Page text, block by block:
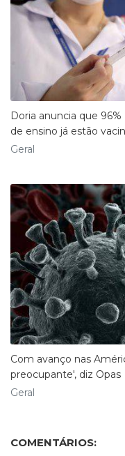
Doria anuncia que
de ensino já estão
Geral
Com avanço nas
preocupante', diz Opas
Geral
COMENTÁRIOS: